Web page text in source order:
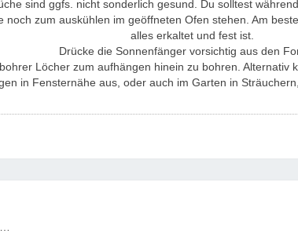
sind ggfs. nicht sonderlich gesund. Du solltest
noch zum auskühlen im geöffneten Ofen stehen. Am
alles erkaltet und fest ist.
Drücke die Sonnenfänger vorsichtig aus den
Löcher zum aufhängen hinein zu bohren. Alternativ
in Fensternähe aus, oder auch im Garten in